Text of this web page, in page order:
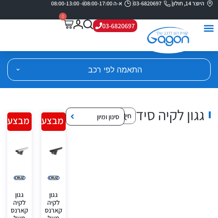
היוצר 14, חולון 03-6820697 א-ה 08:00-17:00 ו- 08:00-13:00
03-6820697
0
התאמה לפי רכב
גגון לקיה סיד סינון ומיון
גגון
לקיה
קארנס
מבצע!
גגון
לקיה
קארנס
מבצע!